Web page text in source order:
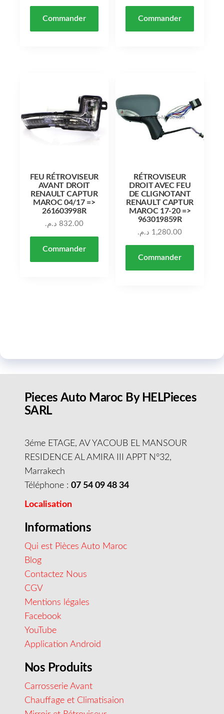
Commander Commander
FEU RÉTROVISEUR
AVANT DROIT
RENAULT CAPTUR
MAROC 04/17 =>
261603998R
832.00 د.م.
Commander
RÉTROVISEUR
DROIT AVEC FEU
DE CLIGNOTANT
RENAULT CAPTUR
MAROC 17-20 =>
963019859R
1,280.00 د.م.
Commander
Pieces Auto Maroc By HELPieces
SARL
3éme ETAGE, AV YACOUB EL MANSOUR
RESIDENCE AL AMIRA III APPT N°32,
Marrakech
Téléphone : 07 54 09 48 34
Localisation
Informations
Qui est Pièces Auto Maroc
Blog
Contactez Nous
CGV
Mentions légales
Facebook
YouTube
Application Android
Nos Produits
Carrosserie Avant
Chauffage et Climatisaion